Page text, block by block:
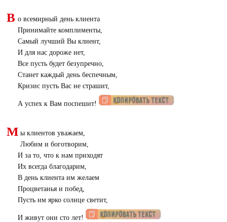
В о всемирный день клиента
Принимайте комплименты,
Самый лучший Вы клиент,
И для нас дороже нет,
Все пусть будет безупречно,
Станет каждый день беспечным,
Кризис пусть Вас не страшит,
А успех к Вам поспешит!
М ы клиентов уважаем,
Любим и боготворим,
И за то, что к нам приходят
Их всегда благодарим,
В день клиента им желаем
Процветанья и побед,
Пусть им ярко солнце светит,
И живут они сто лет!